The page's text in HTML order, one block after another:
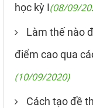
học kỳ I(08/09/
Làm thế nào
điểm cao qua
(10/09/2020)
Cách tạo đề